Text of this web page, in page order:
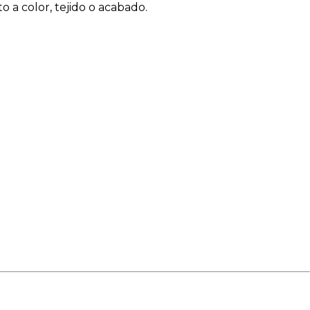
a color, tejido o acabado.